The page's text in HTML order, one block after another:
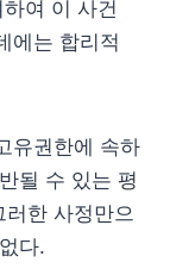
여 이 사건
에는 합리적
유권한에 속하
될 수 있는 평
한 사정만으
다.